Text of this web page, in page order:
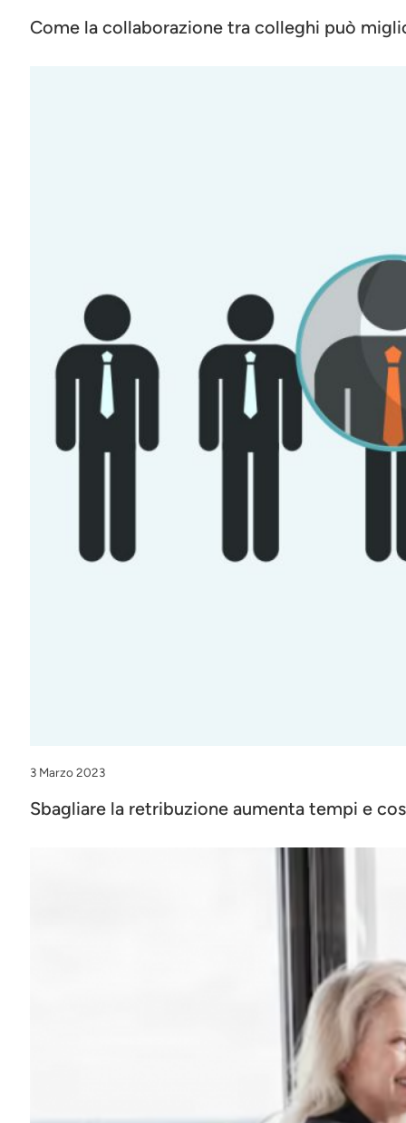
Come la collaborazione tra colleghi può
3 Marzo 2023
Sbagliare la retribuzione aumenta tempi e